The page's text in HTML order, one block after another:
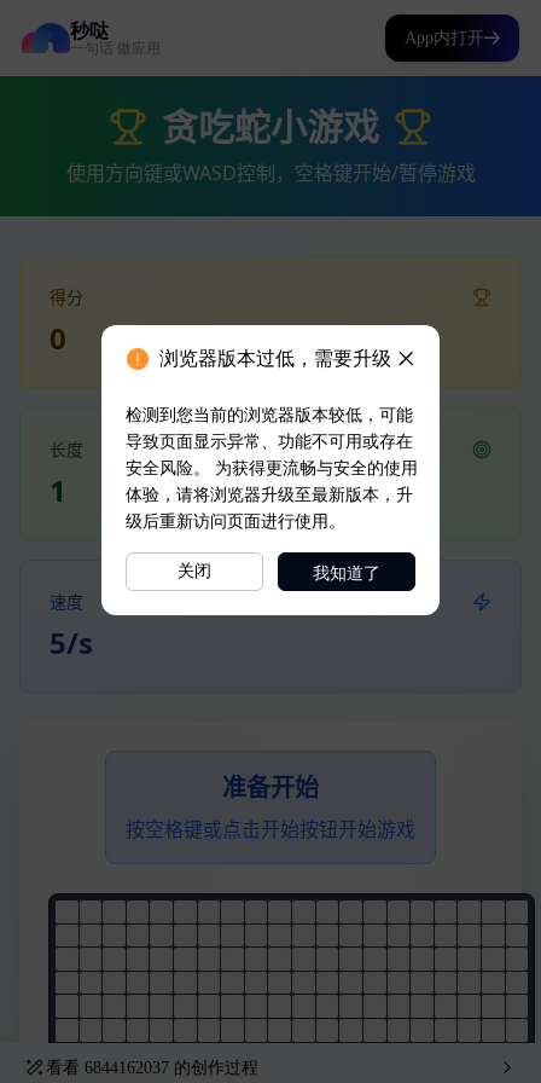
秒哒
一句话 做应用
App内打开
看看 6844162037 的创作过程
浏览器版本过低，需要升级
检测到您当前的浏览器版本较低，可能
导致页面显示异常、功能不可用或存在
安全风险。 为获得更流畅与安全的使用
体验，请将浏览器升级至最新版本，升
级后重新访问页面进行使用。
关闭 我知道了